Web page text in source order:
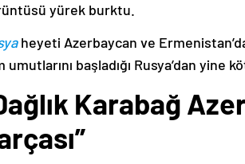
yürek burktu.
heyeti Azerbaycan ve
umutlarını başladığı Rusya’dan yine
Karabağ